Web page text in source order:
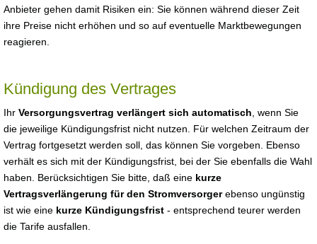
Anbieter gehen damit Risiken ein: Sie können während dieser Zeit
ihre Preise nicht erhöhen und so auf eventuelle Marktbewegungen
reagieren.
Kündigung des Vertrages
Ihr Versorgungsvertrag verlängert sich automatisch , wenn Sie
die jeweilige Kündigungsfrist nicht nutzen. Für welchen Zeitraum der
Vertrag fortgesetzt werden soll, das können Sie vorgeben. Ebenso
verhält es sich mit der Kündigungsfrist, bei der Sie ebenfalls die Wahl
haben. Berücksichtigen Sie bitte, daß eine kurze
Vertragsverlängerung für den Stromversorgerebenso ungünstig
ist wie eine kurze Kündigungsfrist - entsprechend teurer werden
die Tarife ausfallen.